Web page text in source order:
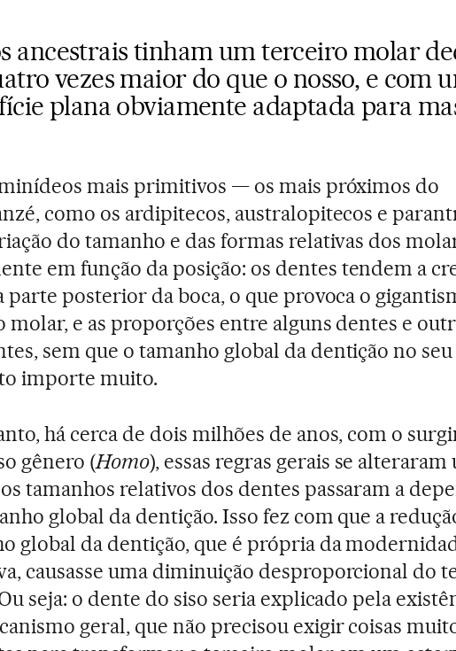
ancestrais tinham um terceiro molar
vezes maior do que o nosso, e com
plana obviamente adaptada para
mais primitivos — os mais próximos do
como os ardipitecos, australopitecos e
do tamanho e das formas relativas dos
em função da posição: os dentes tendem a
parte posterior da boca, o que provoca o
molar, e as proporções entre alguns dentes e
sem que o tamanho global da dentição no seu
importe muito.
há cerca de dois milhões de anos, com o
gênero (Homo), essas regras gerais se alteraram
tamanhos relativos dos dentes passaram a
global da dentição. Isso fez com que a
global da dentição, que é própria da
causasse uma diminuição desproporcional do
seja: o dente do siso seria explicado pela
geral, que não precisou exigir coisas